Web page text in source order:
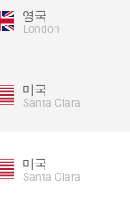
영국
London
미국
Santa Clara
미국
Santa Clara